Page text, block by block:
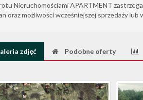
Nieruchomościami APARTMENT
oraz możliwości wcześniejszej sprzedaży
zdjęć Podobne oferty